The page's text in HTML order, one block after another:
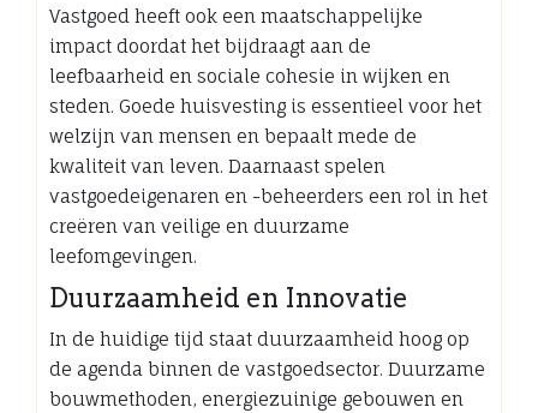
Vastgoed heeft ook een maatschappelijke
impact doordat het bijdraagt aan de
leefbaarheid en sociale cohesie in wijken en
steden. Goede huisvesting is essentieel voor het
welzijn van mensen en bepaalt mede de
kwaliteit van leven. Daarnaast spelen
vastgoedeigenaren en -beheerders een rol in het
creëren van veilige en duurzame
leefomgevingen.
Duurzaamheid en Innovatie
In de huidige tijd staat duurzaamheid hoog op
de agenda binnen de vastgoedsector. Duurzame
bouwmethoden, energiezuinige gebouwen en